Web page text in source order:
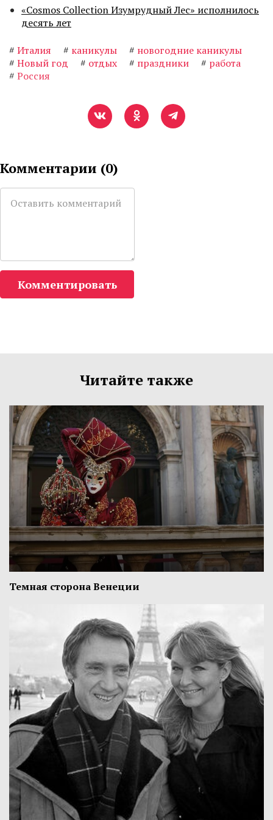
«Cosmos Collection Изумрудный Лес» исполнилось
десять лет
# Италия # каникулы # новогодние каникулы
# Новый год # отдых # праздники # работа
# Россия
Комментарии (0)
Комментировать
Читайте также
Темная сторона Венеции